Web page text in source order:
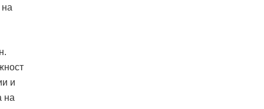
на
и
на